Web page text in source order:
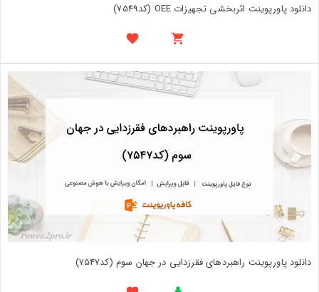
دانلود پاورپوینت اثربخشی تجهیزات OEE (کد7549)
دانلود پاورپوینت راهبردهای فقرزدایی در جهان سوم (کد7547)